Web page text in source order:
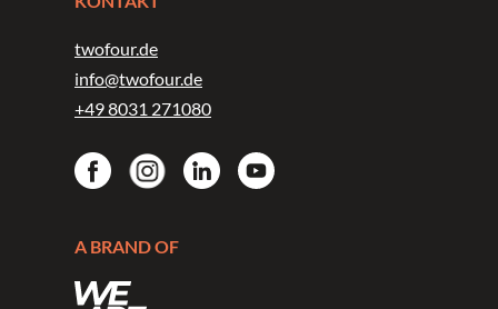
twofour.de
info@twofour.de
+49 8031 271080
A BRAND OF